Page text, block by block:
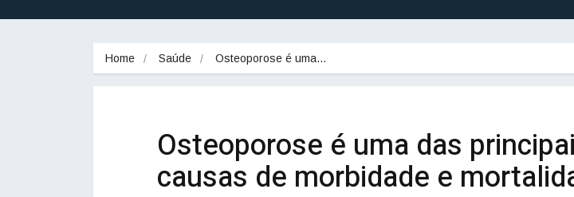
Home Saúde Osteoporose é uma…
Osteoporose é uma das
causas de morbidade e